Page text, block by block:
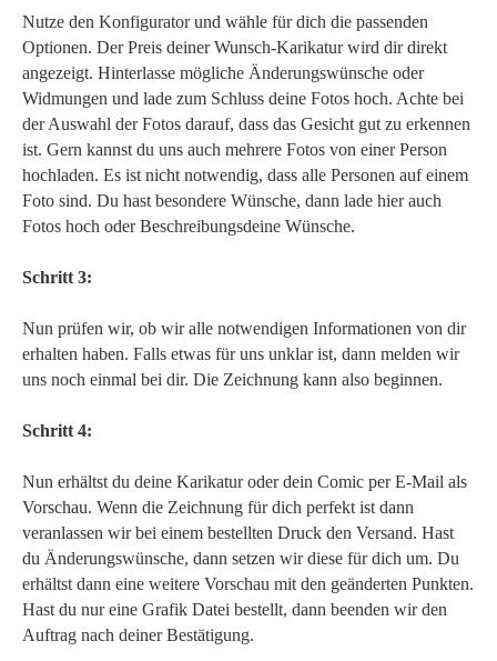
Nutze den Konfigurator und wähle für dich die passenden
Optionen. Der Preis deiner Wunsch-Karikatur wird dir direkt
angezeigt. Hinterlasse mögliche Änderungswünsche oder
Widmungen und lade zum Schluss deine Fotos hoch. Achte bei
der Auswahl der Fotos darauf, dass das Gesicht gut zu erkennen
ist. Gern kannst du uns auch mehrere Fotos von einer Person
hochladen. Es ist nicht notwendig, dass alle Personen auf einem
Foto sind. Du hast besondere Wünsche, dann lade hier auch
Fotos hoch oder Beschreibungsdeine Wünsche.
Schritt 3:
Nun prüfen wir, ob wir alle notwendigen Informationen von dir
erhalten haben. Falls etwas für uns unklar ist, dann melden wir
uns noch einmal bei dir. Die Zeichnung kann also beginnen.
Schritt 4:
Nun erhältst du deine Karikatur oder dein Comic per E-Mail als
Vorschau. Wenn die Zeichnung für dich perfekt ist dann
veranlassen wir bei einem bestellten Druck den Versand. Hast
du Änderungswünsche, dann setzen wir diese für dich um. Du
erhältst dann eine weitere Vorschau mit den geänderten Punkten.
Hast du nur eine Grafik Datei bestellt, dann beenden wir den
Auftrag nach deiner Bestätigung.